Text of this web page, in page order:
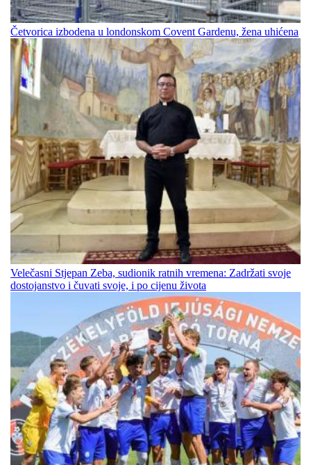
Četvorica izbodena u londonskom Covent Gardenu, žena uhićena
Velečasni Stjepan Zeba, sudionik ratnih vremena: Zadržati svoje
dostojanstvo i čuvati svoje, i po cijenu života